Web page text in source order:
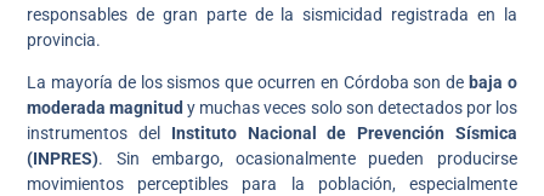
responsables de gran parte de la sismicidad registrada en la
provincia.
La mayoría de los sismos que ocurren en Córdoba son de baja o
moderada magnitud y muchas veces solo son detectados por los
instrumentos del Instituto Nacional de Prevención Sísmica
(INPRES). Sin embargo, ocasionalmente pueden producirse
movimientos perceptibles para la población, especialmente